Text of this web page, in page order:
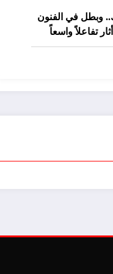
وبطل في الفنون
تفاعلاً واسعاً